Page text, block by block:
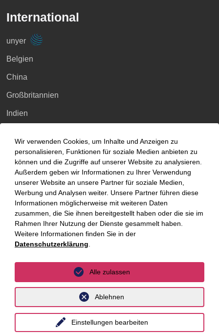
International
unyer
Belgien
China
Großbritannien
Indien
Malaysia
Singapur
Thailand
Ukraine
Vietnam
Datenschutz Impressum
Wir verwenden Cookies, um Inhalte und Anzeigen zu
personalisieren, Funktionen für soziale Medien anbieten zu
können und die Zugriffe auf unserer Website zu analysieren.
Außerdem geben wir Informationen zu Ihrer Verwendung
unserer Website an unsere Partner für soziale Medien,
Werbung und Analysen weiter. Unsere Partner führen diese
Informationen möglicherweise mit weiteren Daten
zusammen, die Sie ihnen bereitgestellt haben oder die sie im
Rahmen Ihrer Nutzung der Dienste gesammelt haben.
Weitere Informationen finden Sie in der
Datenschutzerklärung
Einstellungen bearbeiten
Ablehnen
Alle zulassen